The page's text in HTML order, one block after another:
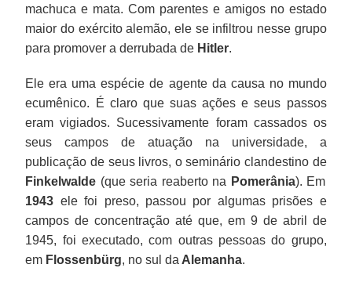
machuca e mata. Com parentes e amigos no estado
maior do exército alemão, ele se infiltrou nesse grupo
para promover a derrubada de Hitler.
Ele era uma espécie de agente da causa no mundo
ecumênico. É claro que suas ações e seus passos
eram vigiados. Sucessivamente foram cassados os
seus campos de atuação na universidade, a
publicação de seus livros, o seminário clandestino de
Finkelwalde (que seria reaberto na Pomerânia). Em
1943 ele foi preso, passou por algumas prisões e
campos de concentração até que, em 9 de abril de
1945, foi executado, com outras pessoas do grupo,
em Flossenbürg, no sul da Alemanha.